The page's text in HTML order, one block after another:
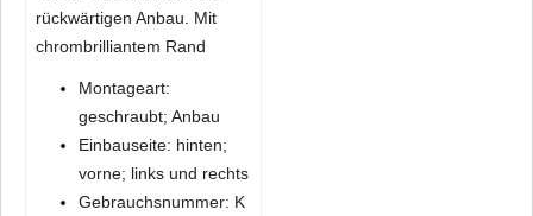
rückwärtigen Anbau. Mit
chrombrilliantem Rand
Montageart:
geschraubt; Anbau
Einbauseite: hinten;
vorne; links und rechts
Gebrauchsnummer: K